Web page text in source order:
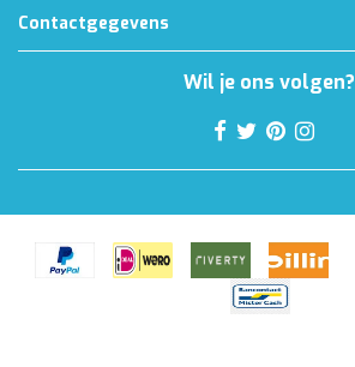
Contactgegevens
Wil je ons volgen?